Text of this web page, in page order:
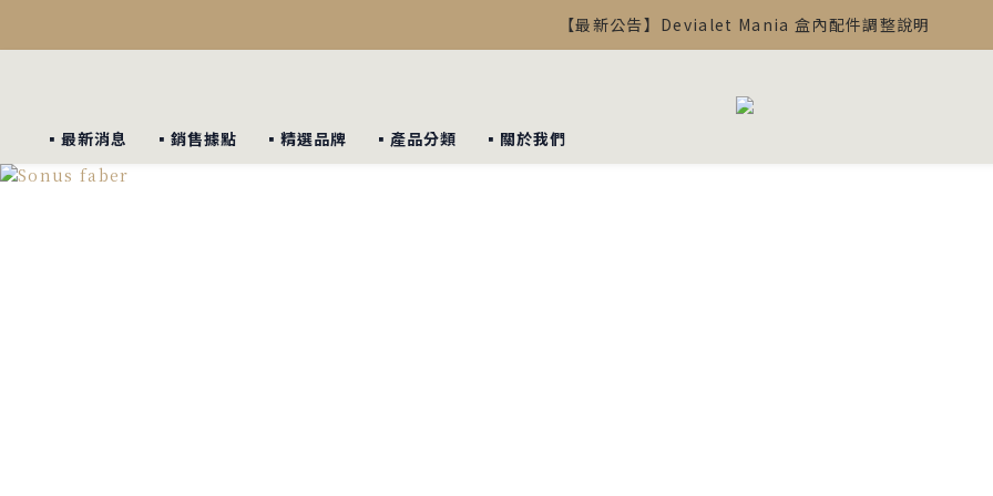
【最新公告】Devialet Mania 盒內配件調整說明
【最新公告】Devialet Mania 盒內配件調整說明
▪︎最新消息 ▪︎銷售據點 ▪︎精選品牌 ▪︎產品分類 ▪︎關於我們